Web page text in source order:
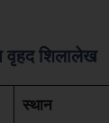
शिलालेख
स्थान